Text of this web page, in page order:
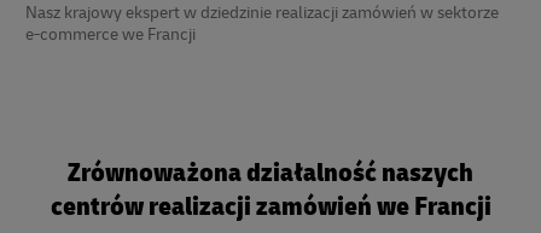
Nasz krajowy ekspert w dziedzinie realizacji zamówień w sektorze
e-commerce we Francji
Zrównoważona działalność naszych
centrów realizacji zamówień we Francji